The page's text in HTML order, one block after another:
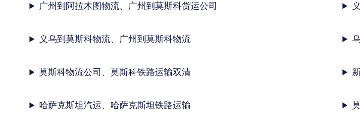
广州到阿拉木图物流、广州到莫斯科货运公司
义乌到莫斯科物流、广州到莫斯科物流
莫斯科物流公司、莫斯科铁路运输双清
哈萨克斯坦汽运、哈萨克斯坦铁路运输